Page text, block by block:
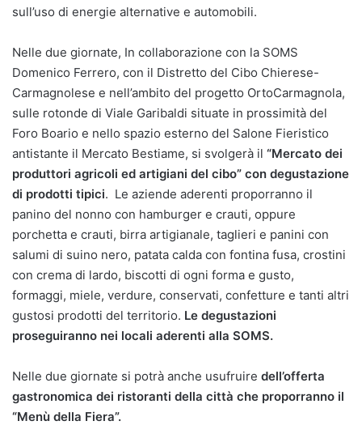
sull’uso di energie alternative e automobili.
Nelle due giornate, In collaborazione con la SOMS
Domenico Ferrero, con il Distretto del Cibo Chierese-
Carmagnolese e nell’ambito del progetto OrtoCarmagnola,
sulle rotonde di Viale Garibaldi situate in prossimità del
Foro Boario e nello spazio esterno del Salone Fieristico
antistante il Mercato Bestiame, si svolgerà il “Mercato dei
produttori agricoli ed artigiani del cibo” con degustazione
di prodotti tipici. Le aziende aderenti proporranno il
panino del nonno con hamburger e crauti, oppure
porchetta e crauti, birra artigianale, taglieri e panini con
salumi di suino nero, patata calda con fontina fusa, crostini
con crema di lardo, biscotti di ogni forma e gusto,
formaggi, miele, verdure, conservati, confetture e tanti altri
gustosi prodotti del territorio. Le degustazioni
proseguiranno nei locali aderenti alla SOMS.
Nelle due giornate si potrà anche usufruire dell’offerta
gastronomica dei ristoranti della città che proporranno il
“Menù della Fiera”.